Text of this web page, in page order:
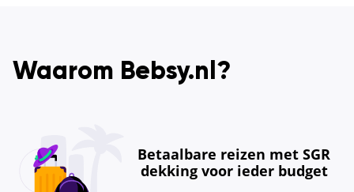
Waarom Bebsy.nl?
Betaalbare reizen met SGR
dekking voor ieder budget